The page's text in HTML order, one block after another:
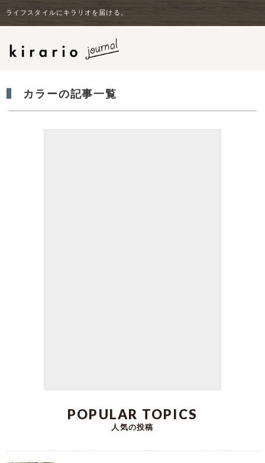
ライフスタイルにキラリオを届ける。
カラーの記事一覧
POPULAR TOPICS
人気の投稿